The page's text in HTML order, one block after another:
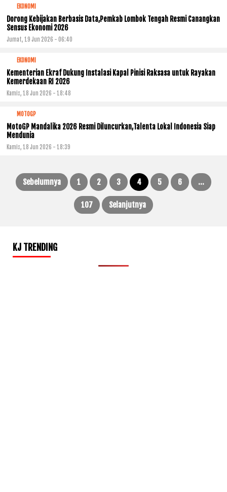
EKONOMI
Dorong Kebijakan Berbasis Data,Pemkab Lombok Tengah Resmi Canangkan
Sensus Ekonomi 2026
Jumat, 19 Jun 2026 - 06:40
EKONOMI
Kementerian Ekraf Dukung Instalasi Kapal Pinisi Raksasa untuk Rayakan
Kemerdekaan RI 2026
Kamis, 18 Jun 2026 - 18:48
MOTOGP
MotoGP Mandalika 2026 Resmi Diluncurkan,Talenta Lokal Indonesia Siap
Mendunia
Kamis, 18 Jun 2026 - 18:39
Paginasi
Sebelumnya 1 2 3 4 5 6 …
107 Selanjutnya
KJ TRENDING